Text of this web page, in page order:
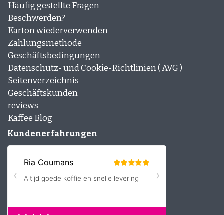
Häufig gestellte Fragen
Beschwerden?
Karton wiederverwenden
Zahlungsmethode
Geschäftsbedingungen
Datenschutz- und Cookie-Richtlinien ( AVG )
Seitenverzeichnis
Geschäftskunden
reviews
Kaffee Blog
Kundenerfahrungen